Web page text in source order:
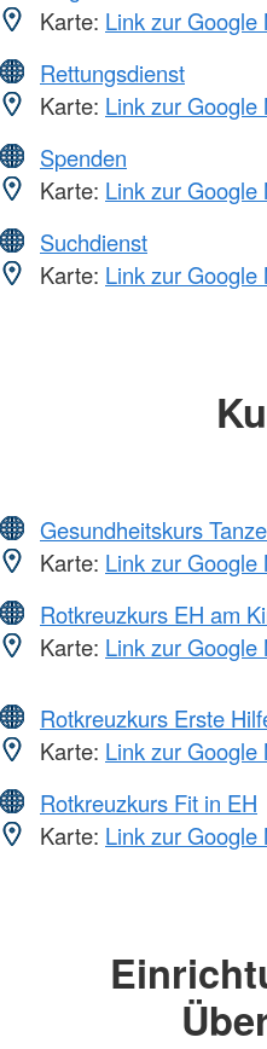
Karte: Link zur Google
Rettungsdienst
Karte: Link zur Google
Spenden
Karte: Link zur Google
Suchdienst
Karte: Link zur Google
Gesundheitskurs
Karte: Link zur Google
Rotkreuzkurs EH am
Karte: Link zur Google
Rotkreuzkurs Erste
Karte: Link zur Google
Rotkreuzkurs Fit in EH
Karte: Link zur Google